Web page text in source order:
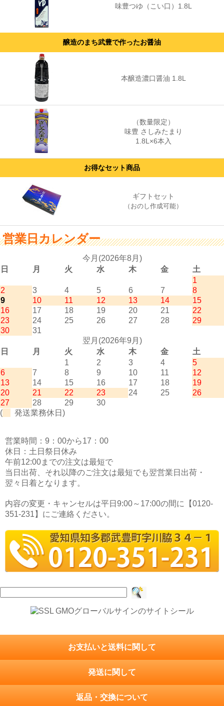
味豊つゆ（こい口）1.8L
醸造のまち武豊で作ったお醤油
本醸造濃口醤油 1.8L
（数量限定）
味豊 さしみたまり
1.8L×6本入
お得なセット商品
ギフトセット
（おのし作成可能）
営業日カレンダー
今月(2026年8月)
日
月 火 水 木 金
土
1
2
3 4 5 6 7
8
9
10 11 12 13 14
15
16
17 18 19 20 21
22
23
24 25 26 27 28
29
30
31
翌月(2026年9月)
日
月 火 水 木 金
土
1
2 3 4
5
6
7 8 9 10 11
12
13
14 15 16 17 18
19
20
21 22 23 24 25
26
27
28 29
30
(
発送業務休日)
営業時間：9：00から17：00
休日：土日祭日休み
午前12:00までの注文は最短で
当日出荷、それ以降のご注文は最短でも翌営業日出荷・
翌々日着となります。
内容の変更・キャンセルは平日9:00～17:00の間に【0120-
351-231】にご連絡ください。
お支払いと送料に関して
発送に関して
返品・交換について